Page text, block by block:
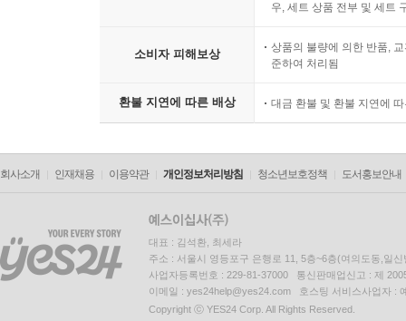
우, 세트 상품 전부 및 세트
소비자 피해보상
상품의 불량에 의한 반품,
준하여 처리됨
환불 지연에 따른 배상 대금 환불 및 환불 지연에
회사소개 인재채용 이용약관 개인정보처리방침 청소년보호정책 도서홍보안내
대표 : 김석환, 최세라
주소 : 서울시 영등포구 은행로 11, 5층~6층(여의도동,일신
사업자등록번호 : 229-81-37000 통신판매업신고 : 제
이메일 : yes24help@yes24.com 호스팅 서비스사업자 :
Copyright ⓒ YES24 Corp. All Rights Reserved.